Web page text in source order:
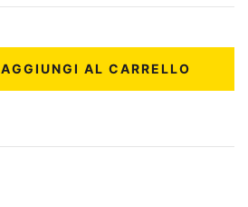
AGGIUNGI AL CARRELLO